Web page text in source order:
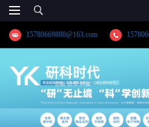
15780669880@163.com